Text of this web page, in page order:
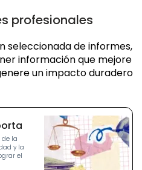
profesionales
seleccionada de informes,
información que mejore
un impacto duradero
la
y la
el